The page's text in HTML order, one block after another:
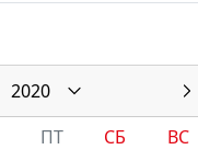
2020
ПТ СБ
ВС